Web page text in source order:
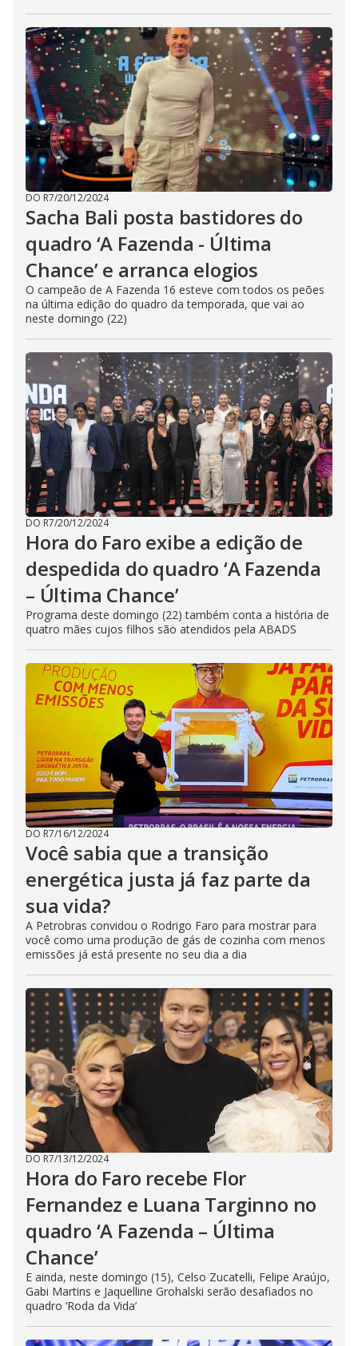
DO R7/20/12/2024
Sacha Bali posta bastidores do
quadro ‘A Fazenda - Última
Chance’ e arranca elogios
O campeão de A Fazenda 16 esteve com todos os peões
na última edição do quadro da temporada, que vai ao
neste domingo (22)
DO R7/20/12/2024
Hora do Faro exibe a edição de
despedida do quadro ‘A Fazenda
– Última Chance’
Programa deste domingo (22) também conta a história de
quatro mães cujos filhos são atendidos pela ABADS
DO R7/16/12/2024
Você sabia que a transição
energética justa já faz parte da
sua vida?
A Petrobras convidou o Rodrigo Faro para mostrar para
você como uma produção de gás de cozinha com menos
emissões já está presente no seu dia a dia
DO R7/13/12/2024
Hora do Faro recebe Flor
Fernandez e Luana Targinno no
quadro ‘A Fazenda – Última
Chance’
E ainda, neste domingo (15), Celso Zucatelli, Felipe Araújo,
Gabi Martins e Jaquelline Grohalski serão desafiados no
quadro ‘Roda da Vida’